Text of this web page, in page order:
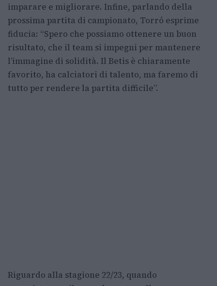
imparare e migliorare. Infine, parlando della
prossima partita di campionato, Torró esprime
fiducia: “Spero che possiamo ottenere un buon
risultato, che il team si impegni per mantenere
l’immagine di solidità. Il Betis è chiaramente
favorito, ha calciatori di talento, ma faremo di
tutto per rendere la partita difficile”.
Riguardo alla stagione 22/23, quando